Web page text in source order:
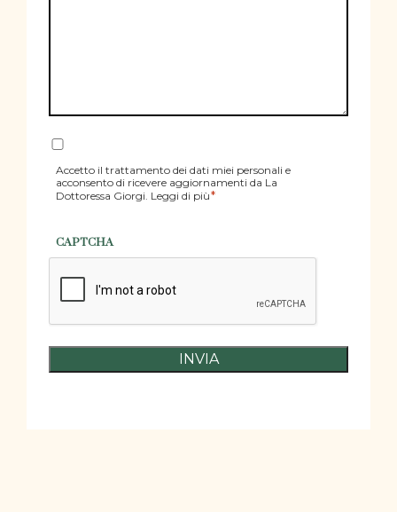
Consenso
Accetto il trattamento dei dati miei personali e
acconsento di ricevere aggiornamenti da La
Dottoressa Giorgi. Leggi di più*
CAPTCHA
INVIA